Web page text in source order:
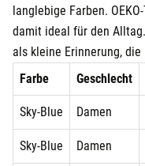
langlebige Farben.
damit ideal für den
als kleine Erinnerung,
Farbe
Geschlecht
Sky-Blue Damen
Sky-Blue Damen
Dietzenbach
Dingolfing
Dorsten
Dortmund